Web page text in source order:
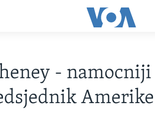
- namocniji